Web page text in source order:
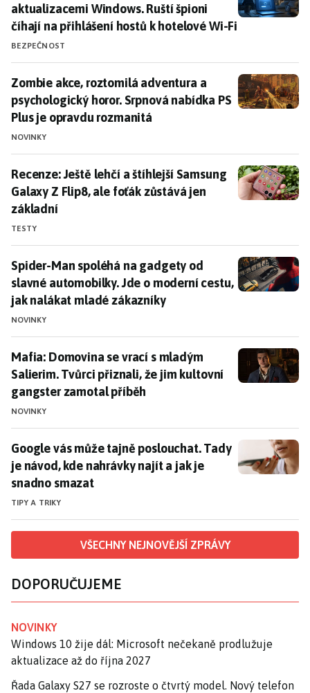
aktualizacemi Windows. Ruští špioni
číhají na přihlášení hostů k hotelové Wi-Fi
BEZPEČNOST
Zombie akce, roztomilá adventura a psychologický
Zombie akce, roztomilá adventura a
psychologický horor. Srpnová nabídka PS
Plus je opravdu rozmanitá
NOVINKY
Recenze: Ještě lehčí a štíhlejší Samsung Galaxy Z
Recenze: Ještě lehčí a štíhlejší Samsung
Galaxy Z Flip8, ale foťák zůstává jen
základní
TESTY
Spider-Man spoléhá na gadgety od slavné
Spider-Man spoléhá na gadgety od
slavné automobilky. Jde o moderní cestu,
jak nalákat mladé zákazníky
NOVINKY
Mafia: Domovina se vrací s mladým Salierim.
Mafia: Domovina se vrací s mladým
Salierim. Tvůrci přiznali, že jim kultovní
gangster zamotal příběh
NOVINKY
Google vás může tajně poslouchat. Tady je návod,
Google vás může tajně poslouchat. Tady
je návod, kde nahrávky najít a jak je
snadno smazat
TIPY A TRIKY
VŠECHNY NEJNOVĚJŠÍ ZPRÁVY
DOPORUČUJEME
NOVINKY
Windows 10 žije dál: Microsoft nečekaně prodlužuje
aktualizace až do října 2027
Řada Galaxy S27 se rozroste o čtvrtý model. Nový telefon